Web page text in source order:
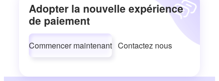
Adopter la nouvelle expérience
de paiement
Commencer maintenant Contactez nous